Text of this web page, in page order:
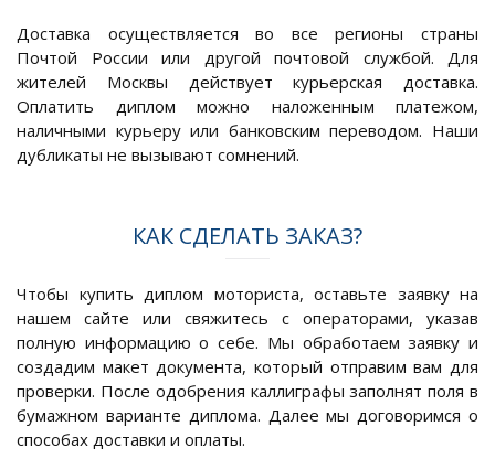
Доставка осуществляется во все регионы страны
Почтой России или другой почтовой службой. Для
жителей Москвы действует курьерская доставка.
Оплатить диплом можно наложенным платежом,
наличными курьеру или банковским переводом. Наши
дубликаты не вызывают сомнений.
КАК СДЕЛАТЬ ЗАКАЗ?
Чтобы купить диплом моториста, оставьте заявку на
нашем сайте или свяжитесь с операторами, указав
полную информацию о себе. Мы обработаем заявку и
создадим макет документа, который отправим вам для
проверки. После одобрения каллиграфы заполнят поля в
бумажном варианте диплома. Далее мы договоримся о
способах доставки и оплаты.